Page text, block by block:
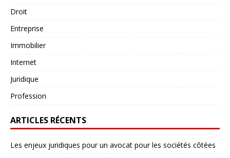
Droit
Entreprise
Immobilier
Internet
Juridique
Profession
ARTICLES RÉCENTS
Les enjeux juridiques pour un avocat pour les sociétés côtées